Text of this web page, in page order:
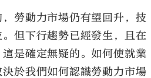
勞動力市場仍有望回升，技
但下行趨勢已經發生，且在
是確定無疑的。如何使就業
於我們如何認識勞動力市場